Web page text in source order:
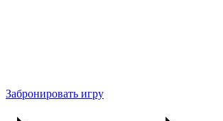
Забронировать игру